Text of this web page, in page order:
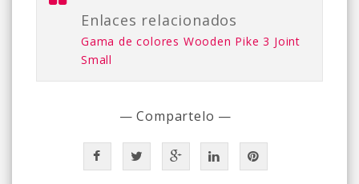
Enlaces relacionados
Gama de colores Wooden Pike 3 Joint
Small
— Compartelo —